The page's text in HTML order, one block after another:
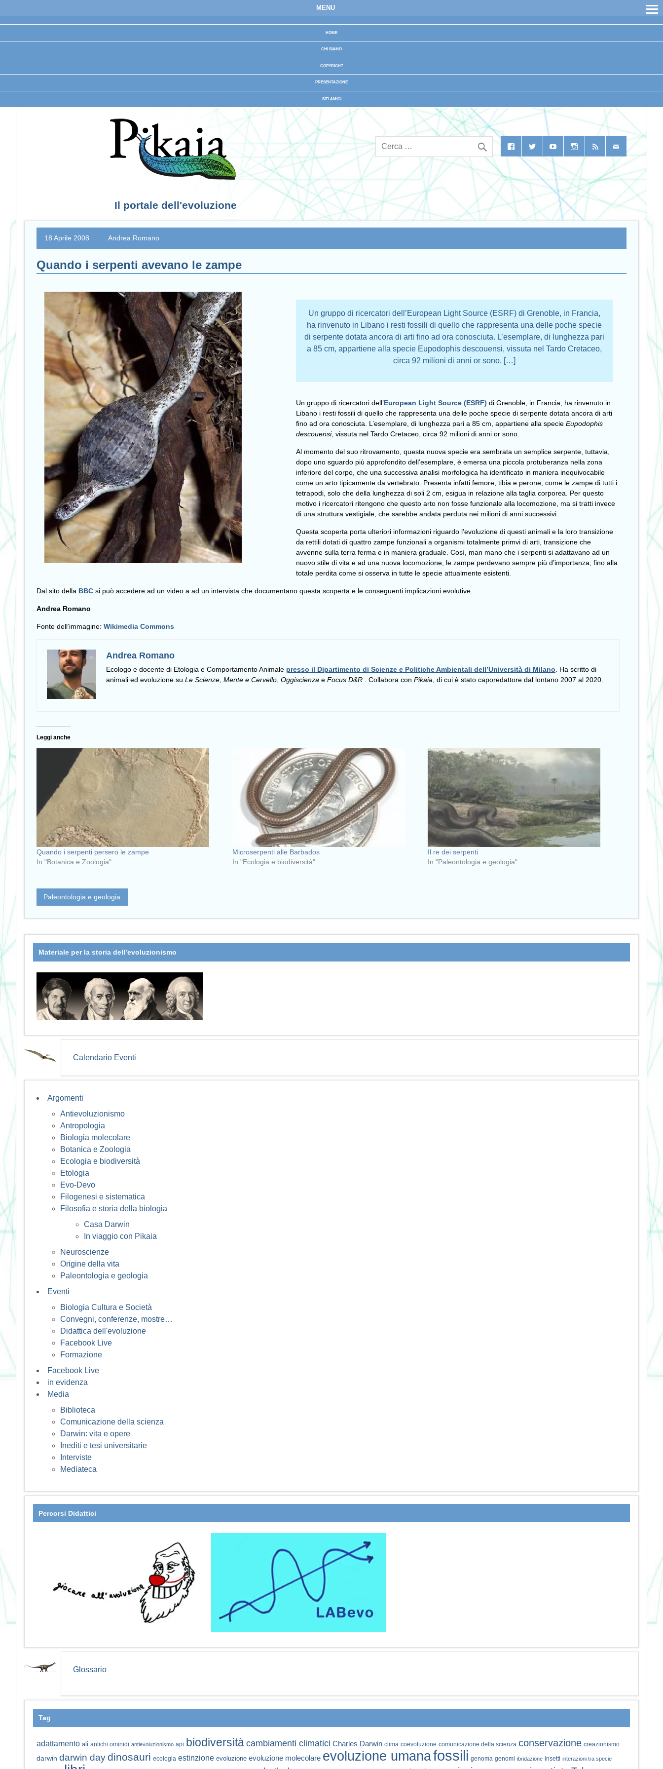
MENU
HOME
CHI SIAMO
COPYRIGHT
PRESENTAZIONE
SITI AMICI
Il portale dell'evoluzione
18 Aprile 2008 Andrea Romano
Quando i serpenti avevano le zampe
Un gruppo di ricercatori dell’European Light Source (ESRF) di Grenoble, in Francia,
ha rinvenuto in Libano i resti fossili di quello che rappresenta una delle poche specie
di serpente dotata ancora di arti fino ad ora conosciuta. L’esemplare, di lunghezza pari
a 85 cm, appartiene alla specie Eupodophis descouensi, vissuta nel Tardo Cretaceo,
circa 92 milioni di anni or sono. […]
Un gruppo di ricercatori dell’European Light Source (ESRF) di Grenoble, in Francia, ha rinvenuto in
Libano i resti fossili di quello che rappresenta una delle poche specie di serpente dotata ancora di arti
fino ad ora conosciuta. L’esemplare, di lunghezza pari a 85 cm, appartiene alla specieEupodophis
descouensi, vissuta nel Tardo Cretaceo, circa 92 milioni di anni or sono.
Al momento del suo ritrovamento, questa nuova specie era sembrata un semplice serpente, tuttavia,
dopo uno sguardo più approfondito dell’esemplare, è emersa una piccola protuberanza nella zona
inferiore del corpo, che una successiva analisi morfologica ha identificato in maniera inequivocabile
come un arto tipicamente da vertebrato. Presenta infatti femore, tibia e perone, come le zampe di tutti i
tetrapodi, solo che della lunghezza di soli 2 cm, esigua in relazione alla taglia corporea. Per questo
motivo i ricercatori ritengono che questo arto non fosse funzionale alla locomozione, ma si tratti invece
di una struttura vestigiale, che sarebbe andata perduta nei milioni di anni successivi.
Questa scoperta porta ulteriori informazioni riguardo l’evoluzione di questi animali e la loro transizione
da rettili dotati di quattro zampe funzionali a organismi totalmente primvi di arti, transizione che
avvenne sulla terra ferma e in maniera graduale. Così, man mano che i serpenti si adattavano ad un
nuovo stile di vita e ad una nuova locomozione, le zampe perdevano sempre più d’importanza, fino alla
totale perdita come si osserva in tutte le specie attualmente esistenti.
Dal sito della BBC si può accedere ad un video a ad un intervista che documentano questa scoperta e le conseguenti implicazioni evolutive.
Andrea Romano
Fonte dell’immagine: Wikimedia Commons
Andrea Romano
Ecologo e docente di Etologia e Comportamento Animale presso il Dipartimento di Scienze e Politiche Ambientali dell’Università di Milano . Ha scritto di
animali ed evoluzione su Le Scienze Mente e Cervello Oggiscienza e Focus D&R . Collabora con Pikaia , di cui è stato caporedattore dal lontano 2007 al 2020.
Leggi anche
Quando i serpenti persero le zampe
In "Botanica e Zoologia"
Microserpenti alle Barbados
In "Ecologia e biodiversità"
Il re dei serpenti
In "Paleontologia e geologia"
Paleontologia e geologia
Materiale per la storia dell’evoluzionismo
Calendario Eventi
Argomenti
Antievoluzionismo
Antropologia
Biologia molecolare
Botanica e Zoologia
Ecologia e biodiversità
Etologia
Evo-Devo
Filogenesi e sistematica
Filosofia e storia della biologia
Casa Darwin
In viaggio con Pikaia
Neuroscienze
Origine della vita
Paleontologia e geologia
Eventi
Biologia Cultura e Società
Convegni, conferenze, mostre…
Didattica dell'evoluzione
Facebook Live
Formazione
Facebook Live
in evidenza
Media
Biblioteca
Comunicazione della scienza
Darwin: vita e opere
Inediti e tesi universitarie
Interviste
Mediateca
Percorsi Didattici
Glossario
Tag
adattamento ali antichi ominidi antievoluzionismo api biodiversitàcambiamenti climatici Charles Darwin clima coevoluzione comunicazione della scienza conservazione creazionismo
darwin darwin daydinosauri ecologia estinzione evoluzione evoluzione molecolare evoluzione umanafossili genoma genomi ibridazione insetti interazioni tra specie